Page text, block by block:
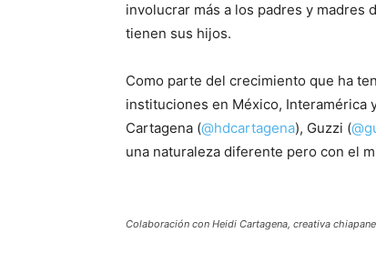
involucrar más a los padres y madres
tienen sus hijos.
Como parte del crecimiento que ha
instituciones en México, Interamérica
Cartagena (@hdcartagena), Guzzi (
una naturaleza diferente pero con el
Colaboración con Heidi Cartagena, creativa